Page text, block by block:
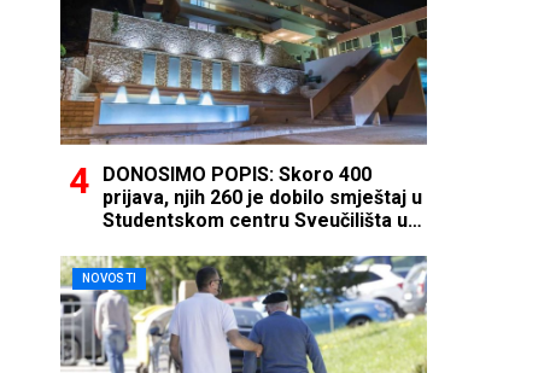
DONOSIMO POPIS: Skoro 400
prijava, njih 260 je dobilo smještaj u
Studentskom centru Sveučilišta u
NOVOSTI